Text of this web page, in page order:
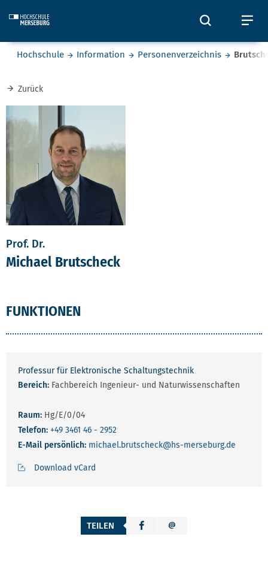
Öffnet
Sie befinden sich hier:
Hochschule Information Personenverzeichnis
Zurück
Prof. Dr.
Michael Brutscheck
FUNKTIONEN
Professur für Elektronische Schaltungstechnik
Bereich: Fachbereich Ingenieur- und Naturwissenschaften
Raum: Hg/E/0/04
Telefon: +49 3461 46 - 2952
E-Mail persönlich: michael.brutscheck@hs-merseburg.de
Download vCard
TEILEN